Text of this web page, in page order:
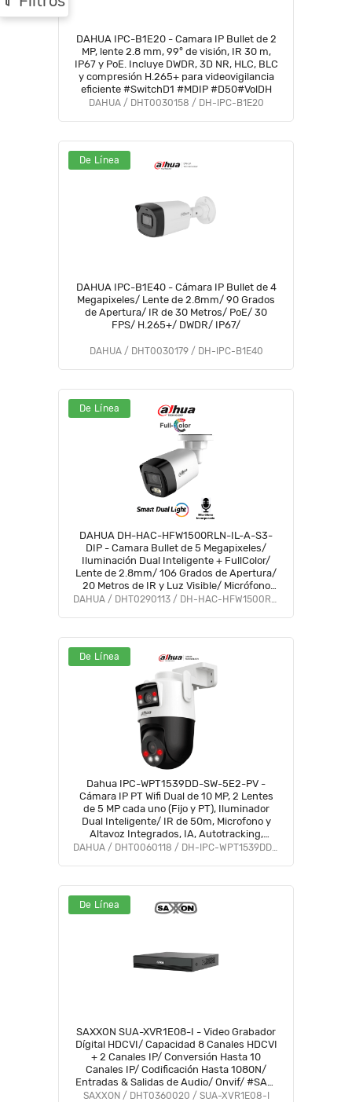
DAHUA IPC-B1E20 - Camara IP Bullet de 2
MP, lente 2.8 mm, 99° de visión, IR 30 m,
IP67 y PoE. Incluye DWDR, 3D NR, HLC, BLC
y compresión H.265+ para videovigilancia
eficiente #SwitchD1 #MDIP #D50#VolDH
DAHUA / DHT0030158 / DH-IPC-B1E20
De Línea
DAHUA IPC-B1E40 - Cámara IP Bullet de 4
Megapixeles/ Lente de 2.8mm/ 90 Grados
de Apertura/ IR de 30 Metros/ PoE/ 30
FPS/ H.265+/ DWDR/ IP67/
DAHUA / DHT0030179 / DH-IPC-B1E40
De Línea
DAHUA DH-HAC-HFW1500RLN-IL-A-S3-
DIP - Camara Bullet de 5 Megapixeles/
Iluminación Dual Inteligente + FullColor/
Lente de 2.8mm/ 106 Grados de Apertura/
20 Metros de IR y Luz Visible/ Micrófono
Integrado/ IP67/ Soporta:
DAHUA / DHT0290113 / DH-HAC-HFW1500RLN-IL-A-S3-DIP
De Línea
Dahua IPC-WPT1539DD-SW-5E2-PV -
Cámara IP PT Wifi Dual de 10 MP, 2 Lentes
de 5 MP cada uno (Fijo y PT), Iluminador
Dual Inteligente/ IR de 50m, Microfono y
Altavoz Integrados, IA, Autotracking,
Disuación activa, Ranura MicroSD, IP66 DAHUA / DHT0060118 / DH-IPC-WPT1539DD-SW-5E2-PV
De Línea
SAXXON SUA-XVR1E08-I - Video Grabador
Dígital HDCVI/ Capacidad 8 Canales HDCVI
+ 2 Canales IP/ Conversión Hasta 10
Canales IP/ Codificación Hasta 1080N/
Entradas & Salidas de Audio/ Onvif/ #SAXI
#SAGR #GSA #VolSX #SAXO
SAXXON / DHT0360020 / SUA-XVR1E08-I